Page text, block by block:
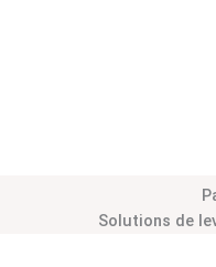
Solutions de